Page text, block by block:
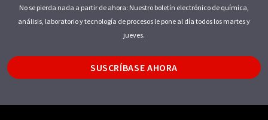
No se pierda nada a partir de ahora: Nuestro boletín electrónico de química,
análisis, laboratorio y tecnología de procesos le pone al día todos los martes y
jueves.
SUSCRÍBASE AHORA